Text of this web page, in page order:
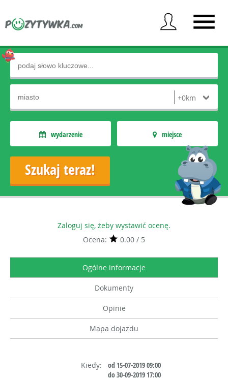
wydarzenie miejsce
Zaloguj się, żeby wystawić ocenę.
Ocena:
0.00 / 5
Ogólne informacje
Dokumenty
Opinie
Mapa dojazdu
Kiedy:
od 15-07-2019 09:00
do 30-09-2019 17:00